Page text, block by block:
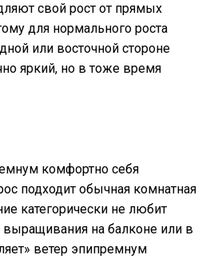
свой рост от прямых
для нормального роста
или восточной стороне
яркий, но в тоже время
комфортно себя
подходит обычная комнатная
категорически не любит
выращивания на балконе или в
ветер эпипремнум